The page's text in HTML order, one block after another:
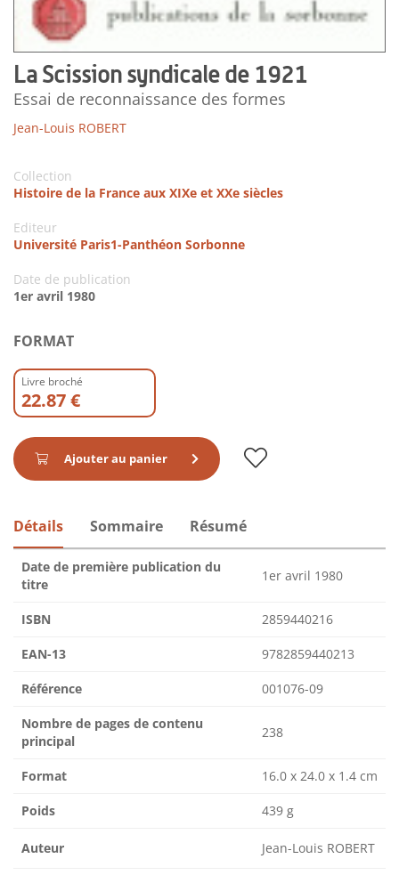
La Scission syndicale de 1921
Essai de reconnaissance des formes
Jean-Louis ROBERT
Collection
Histoire de la France aux XIXe et XXe siècles
Editeur
Université Paris1-Panthéon Sorbonne
Date de publication
1er avril 1980
FORMAT
Livre broché
22.87 €
Ajouter au panier
Détails Sommaire Résumé
Date de première publication du
titre
1er avril 1980
ISBN 2859440216
EAN-13 9782859440213
Référence 001076-09
Nombre de pages de contenu
principal
238
Format 16.0 x 24.0 x 1.4 cm
Poids 439 g
Auteur Jean-Louis ROBERT